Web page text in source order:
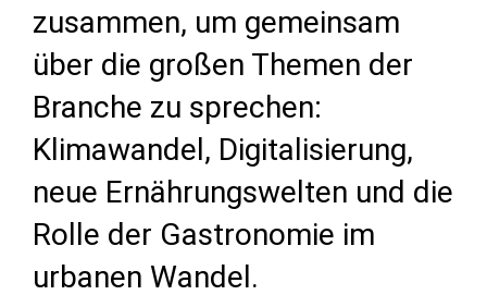
zusammen, um gemeinsam
über die großen Themen der
Branche zu sprechen:
Klimawandel, Digitalisierung,
neue Ernährungswelten und die
Rolle der Gastronomie im
urbanen Wandel.